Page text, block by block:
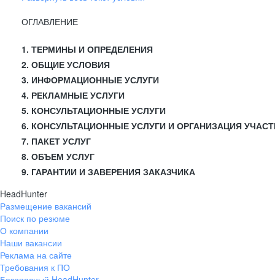
ОГЛАВЛЕНИЕ
1. ТЕРМИНЫ И ОПРЕДЕЛЕНИЯ
2. ОБЩИЕ УСЛОВИЯ
3. ИНФОРМАЦИОННЫЕ УСЛУГИ
4. РЕКЛАМНЫЕ УСЛУГИ
5. КОНСУЛЬТАЦИОННЫЕ УСЛУГИ
6. КОНСУЛЬТАЦИОННЫЕ УСЛУГИ И ОРГАНИЗАЦИЯ
7. ПАКЕТ УСЛУГ
8. ОБЪЕМ УСЛУГ
9. ГАРАНТИИ И ЗАВЕРЕНИЯ ЗАКАЗЧИКА
HeadHunter
Размещение вакансий
Поиск по резюме
О компании
Наши вакансии
Реклама на сайте
Требования к ПО